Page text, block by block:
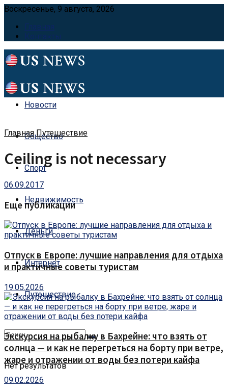
Воскресенье, 9 августа, 2026
Главная
Контакты
Новости
Общество
Спорт
Недвижимость
Деньги
Интернет
Путешествие
Нет результатов
Главная Путешествие
Ceiling is not necessary
06.09.2017
Еще публикации
Отпуск в Европе: лучшие направления для отдыха
и практичные советы туристам
19.05.2026
Экскурсия на рыбалку в Бахрейне: что взять от
солнца — и как не перегреться на борту при ветре,
жаре и отражении от воды без потери кайфа
09.02.2026